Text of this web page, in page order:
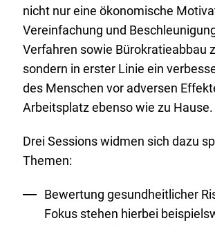
nicht nur eine ökonomische
Vereinfachung und
Verfahren sowie Bürokratieabbau
sondern in erster Linie ein
des Menschen vor adversen
Arbeitsplatz ebenso wie zu Hause.
Drei Sessions widmen sich dazu
Themen:
Bewertung gesundheitlicher
Fokus stehen hierbei